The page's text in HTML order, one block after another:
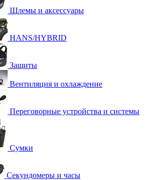
Шлемы и аксессуары
HANS/HYBRID
Защиты
Вентиляция и охлаждение
Переговорные устройства и системы
Сумки
Секундомеры и часы